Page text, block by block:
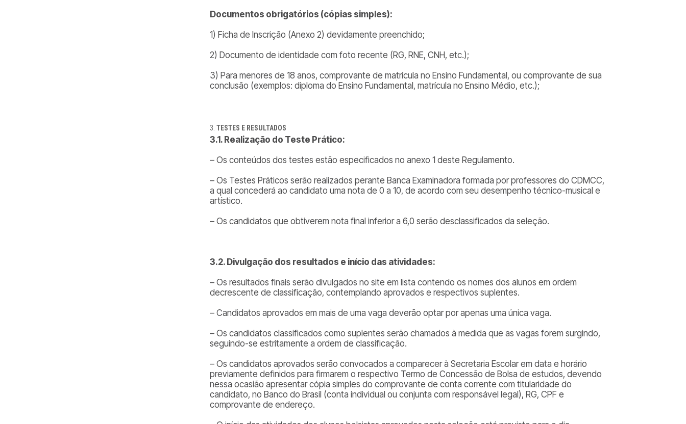
Documentos obrigatórios (cópias simples):
1) Ficha de Inscrição (Anexo 2) devidamente preenchido;
2) Documento de identidade com foto recente (RG, RNE, CNH, etc.);
3) Para menores de 18 anos, comprovante de matrícula no Ensino Fundamental, ou comprovante de sua
conclusão (exemplos: diploma do Ensino Fundamental, matrícula no Ensino Médio, etc.);
TESTES E RESULTADOS
3.1. Realização do Teste Prático:
– Os conteúdos dos testes estão especificados no anexo 1 deste Regulamento.
– Os Testes Práticos serão realizados perante Banca Examinadora formada por professores do CDMCC,
a qual concederá ao candidato uma nota de 0 a 10, de acordo com seu desempenho técnico-musical e
artístico.
– Os candidatos que obtiverem nota final inferior a 6,0 serão desclassificados da seleção.
3.2. Divulgação dos resultados e início das atividades:
– Os resultados finais serão divulgados no site em lista contendo os nomes dos alunos em ordem
decrescente de classificação, contemplando aprovados e respectivos suplentes.
– Candidatos aprovados em mais de uma vaga deverão optar por apenas uma única vaga.
– Os candidatos classificados como suplentes serão chamados à medida que as vagas forem surgindo,
seguindo-se estritamente a ordem de classificação.
– Os candidatos aprovados serão convocados a comparecer à Secretaria Escolar em data e horário
previamente definidos para firmarem o respectivo Termo de Concessão de Bolsa de estudos, devendo
nessa ocasião apresentar cópia simples do comprovante de conta corrente com titularidade do
candidato, no Banco do Brasil (conta individual ou conjunta com responsável legal), RG, CPF e
comprovante de endereço.